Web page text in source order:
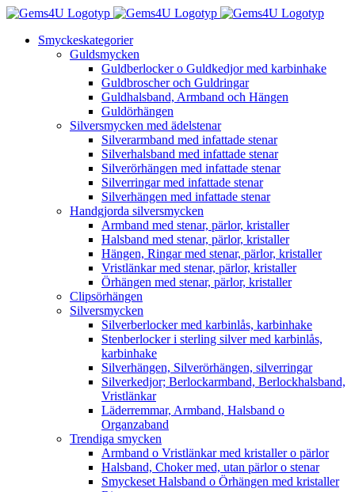
Fortsätt
innehålletSmyckeskategorier
Guldsmycken
Guldberlocker o Guldkedjor med karbinhake
Guldbroscher och Guldringar
Guldhalsband, Armband och Hängen
Guldörhängen
Silversmycken med ädelstenar
Silverarmband med infattade stenar
Silverhalsband med infattade stenar
Silverörhängen med infattade stenar
Silverringar med infattade stenar
Silverhängen med infattade stenar
Handgjorda silversmycken
Armband med stenar, pärlor, kristaller
Halsband med stenar, pärlor, kristaller
Hängen, Ringar med stenar, pärlor, kristaller
Vristlänkar med stenar, pärlor, kristaller
Örhängen med stenar, pärlor, kristaller
Clipsörhängen
Silversmycken
Silverberlocker med karbinlås, karbinhake
Stenberlocker i sterling silver med karbinlås,
karbinhake
Silverhängen, Silverörhängen, silverringar
Silverkedjor; Berlockarmband, Berlockhalsband,
Vristlänkar
Läderremmar, Armband, Halsband o
Organzaband
Trendiga smycken
Armband o Vristlänkar med kristaller o pärlor
Halsband, Choker med, utan pärlor o stenar
Smyckeset Halsband o Örhängen med kristaller